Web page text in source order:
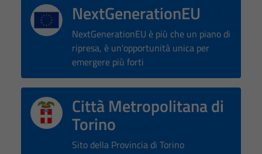
NextGenerationEU
NextGenerationEU è più che un piano di
ripresa, è un'opportunità unica per
emergere più forti
Città Metropolitana di
Torino
Sito della Provincia di Torino